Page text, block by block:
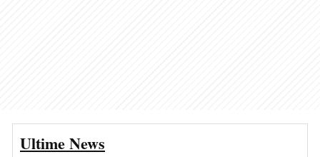
Ultime News